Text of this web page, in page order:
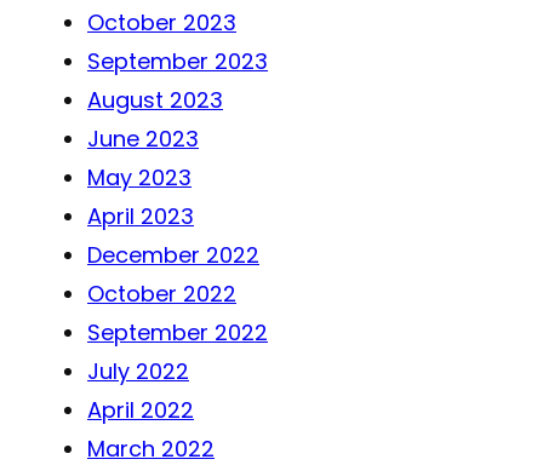
October 2023
September 2023
August 2023
June 2023
May 2023
April 2023
December 2022
October 2022
September 2022
July 2022
April 2022
March 2022